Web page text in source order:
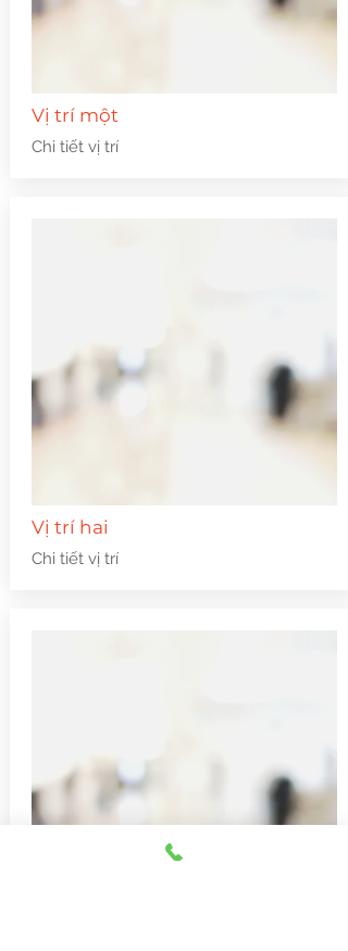
Vị trí một
Chi tiết vị trí
Vị trí hai
Chi tiết vị trí